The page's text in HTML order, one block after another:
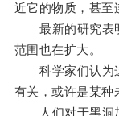
近它的物质，甚至
最新的研究表明
范围也在扩大。
科学家们认为这
有关，或许是某种
人们对于黑洞加